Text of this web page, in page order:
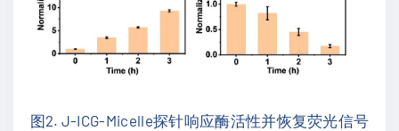
图2. J-ICG-Micelle探针响应酶活性并恢复荧光信号